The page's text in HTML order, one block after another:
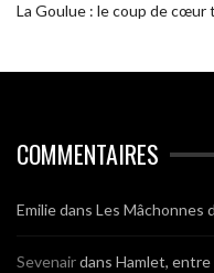
La Goulue : le coup de cœur
COMMENTAIRES
Emiliedans Les Mâchonnes
Sevenairdans Hamlet,